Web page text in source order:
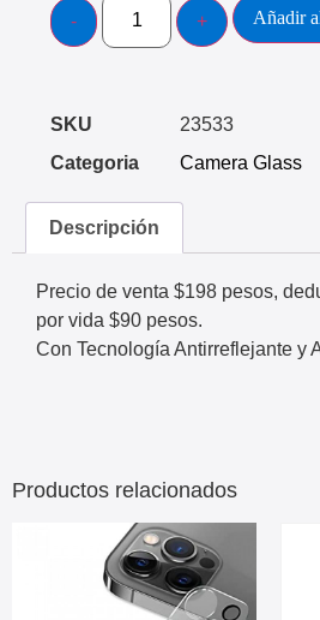
Añadir
SKU
23533
Categoria
Camera Glass
Descripción
Precio de venta $198 pesos,
por vida $90 pesos.
Con Tecnología Antirreflejante y
Productos relacionados